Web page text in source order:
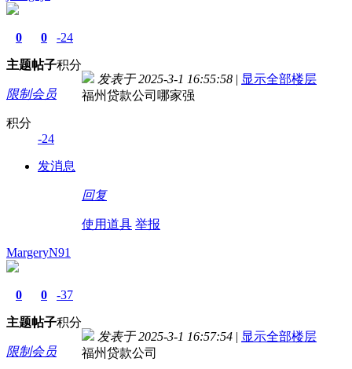
0
主题
0
帖子
-24
积分
限制会员
积分
-24
发消息
发表于 2025-3-1 16:55:58 | 显示全部楼层
福州贷款公司哪家强
回复
使用道具 举报
MargeryN91
0
主题
0
帖子
-37
积分
限制会员
发表于 2025-3-1 16:57:54 | 显示全部楼层
福州贷款公司